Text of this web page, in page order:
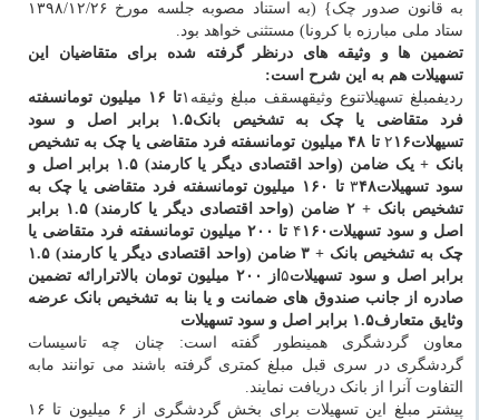
به قانون صدور چک} (به استناد مصوبه جلسه مورخ ۱۳۹۸/۱۲/۲۶
ستاد ملی مبارزه با کرونا) مستثنی خواهد بود.
تضمین ها و وثیقه های درنظر گرفته شده برای متقاضیان این
تسهیلات هم به این شرح است:
ردیفمبلغ تسهیلاتنوع وثیقهسقف مبلغ وثیقه۱ تا ۱۶ میلیون تومان
سفته
فرد متقاضی یا چک به تشخیص بانک
۱.۵ برابر اصل و سود
تسیهلات
۲ ۱۶ تا ۴۸ میلیون تومان
سفته فرد متقاضی یا چک به تشخیص
بانک + یک ضامن (واحد اقتصادی دیگر یا کارمند)
۱.۵ برابر اصل و
سود تسهیلات
۳۴۸ تا ۱۶۰ میلیون تومان
سفته فرد متقاضی یا چک به
تشخیص بانک + ۲ ضامن (واحد اقتصادی دیگر یا کارمند)
۱.۵ برابر
اصل و سود تسهیلات
۴ ۱۶۰ تا ۲۰۰ میلیون تومان
سفته فرد متقاضی یا
چک به تشخیص بانک + ۳ ضامن (واحد اقتصادی دیگر یا کارمند)
۱.۵
برابر اصل و سود تسهیلات۵از ۲۰۰ میلیون تومان بالاتر
ارائه تضمین
صادره از جانب صندوق های ضمانت و یا بنا به تشخیص بانک عرضه
وثایق متعارف۱.۵ برابر اصل و سود تسهیلات
معاون گردشگری همینطور گفته است: چنان چه تاسیسات
گردشگری در سری قبل مبلغ کمتری گرفته باشند می توانند مابه
التفاوت آنرا از بانک دریافت نمایند.
پیشتر مبلغ این تسهیلات برای بخش گردشگری از ۶ میلیون تا ۱۶